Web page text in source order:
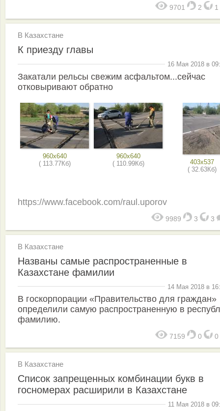
9701 2 1
В Казахстане
К приезду главы
16 Мая 2018 в
Закатали рельсы свежим асфальтом...сейчас
отковыривают обратно
960x640
( 113.77Кб)
960x640
( 110.99Кб)
403x537
( 32.63Кб)
https://www.facebook.com/raul.uporov
9989 3 3
В Казахстане
Названы самые распространенные в
Казахстане фамилии
14 Мая 2018 в
В госкорпорации «Правительство для граждан»
определили самую распространенную в
фамилию.
7159 0 0
В Казахстане
Список запрещенных комбинации букв в
госномерах расширили в Казахстане
11 Мая 2018 в